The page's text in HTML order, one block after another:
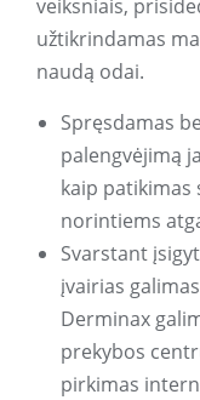
veiksniais,
užtikrindamas
naudą odai.
Spręsdamas
palengvėjimą
kaip patikimas
norintiems
Svarstant
įvairias
Derminax
prekybos
pirkimas